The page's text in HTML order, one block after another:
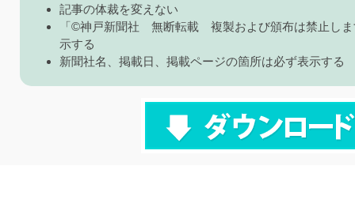
記事の体裁を変えない
「©神戸新聞社 無断転載 複製および頒布は禁止しま
示する
新聞社名、掲載日、掲載ページの箇所は必ず表示する